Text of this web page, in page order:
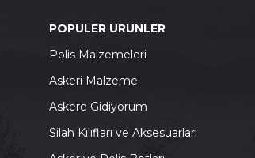
POPULER URUNLER
Polis Malzemeleri
Askeri Malzeme
Askere Gidiyorum
Silah Kılıfları ve Aksesuarları